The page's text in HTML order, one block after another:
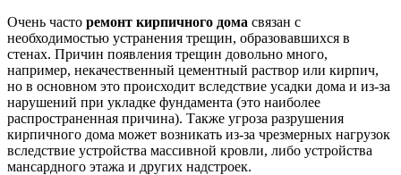
Очень часто ремонт кирпичного дома связан с
необходимостью устранения трещин, образовавшихся в
стенах. Причин появления трещин довольно много,
например, некачественный цементный раствор или кирпич,
но в основном это происходит вследствие усадки дома и из-за
нарушений при укладке фундамента (это наиболее
распространенная причина). Также угроза разрушения
кирпичного дома может возникать из-за чрезмерных нагрузок
вследствие устройства массивной кровли, либо устройства
мансардного этажа и других надстроек.